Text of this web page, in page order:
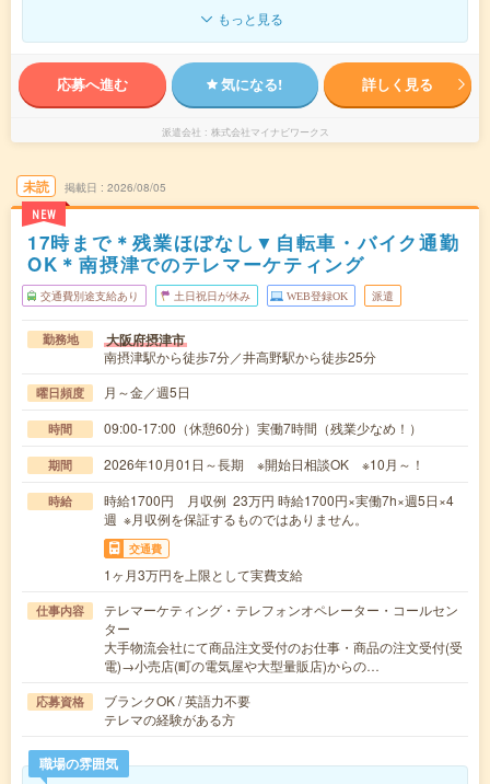
もっと見る
応募へ進む 気になる! 詳しく見る
派遣会社 株式会社マイナビワークス
未読
NEW
掲載日 2026/08/05
17時まで＊残業ほぼなし▼自転車・バイク通勤
OK＊南摂津でのテレマーケティング
交通費別途支給あり 土日祝日が休み WEB登録OK 派遣
勤務地 大阪府摂津市
南摂津駅から徒歩7分／井高野駅から徒歩25分
曜日頻度 月～金／週5日
時間 09:00-17:00（休憩60分）実働7時間（残業少なめ！）
期間 2026年10月01日～長期 ※開始日相談OK ※10月～！
時給
時給1700円 月収例 23万円 時給1700円×実働7h×週5日×4
週 ※月収例を保証するものではありません。
交通費
1ヶ月3万円を上限として実費支給
仕事内容
テレマーケティング・テレフォンオペレーター・コールセン
ター
大手物流会社にて商品注文受付のお仕事・商品の注文受付(受
電)→小売店(町の電気屋や大型量販店)からの…
応募資格
ブランクOK / 英語力不要
テレマの経験がある方
職場の雰囲気